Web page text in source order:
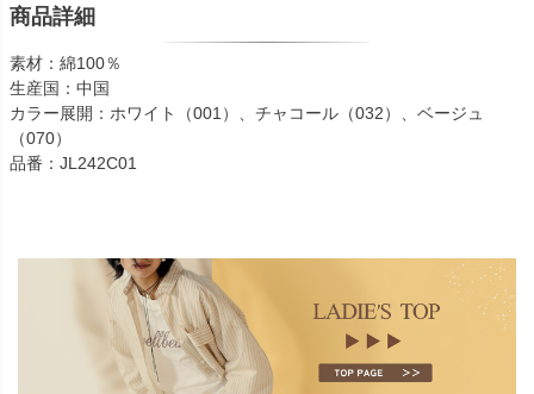
商品詳細
素材：綿100％
生産国：中国
カラー展開：ホワイト（001）、チャコール（032）、ベージュ
（070）
品番：JL242C01